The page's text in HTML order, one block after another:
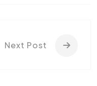
Next Post